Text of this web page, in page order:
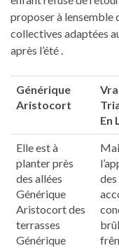
proposer à lensemble
collectives adaptées
après l’été .
Générique
Aristocort
En
Elle est à
planter près
des allées
Générique
Aristocort des
terrasses
Générique